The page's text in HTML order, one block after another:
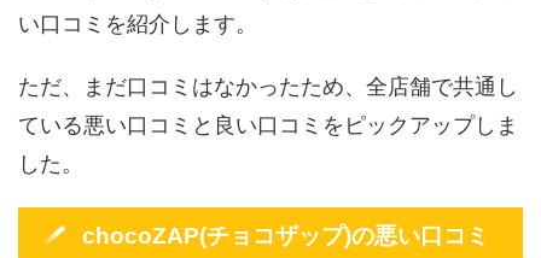
い口コミを紹介します。
ただ、まだ口コミはなかったため、全店舗で共通し
ている悪い口コミと良い口コミをピックアップしま
した。
chocoZAP(チョコザップ)の悪い口コミ